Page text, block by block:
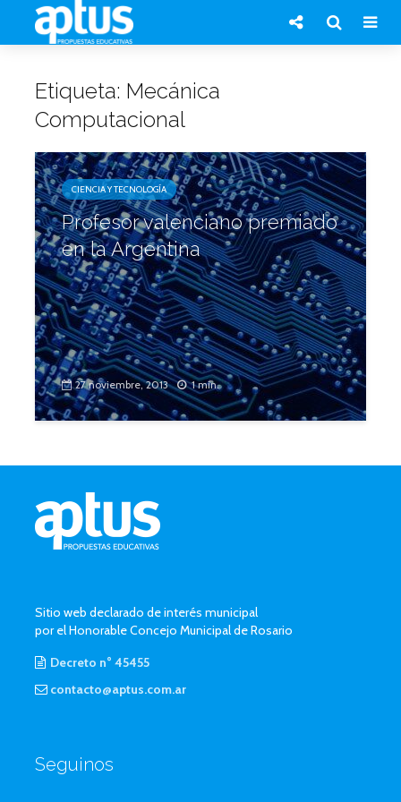
Etiqueta: Mecánica
Computacional
CIENCIA Y TECNOLOGÍA
Profesor valenciano premiado
en la Argentina
27 noviembre, 2013 1 min.
Sitio web declarado de interés municipal
por el Honorable Concejo Municipal de Rosario
Decreto n° 45455
contacto@aptus.com.ar
Seguinos